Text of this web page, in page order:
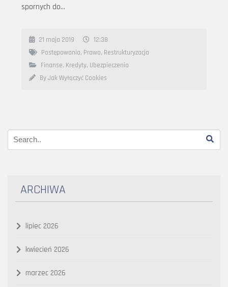
spornych do…
21 maja 2019
12:38
Postępowania, Prawo, Restrukturyzacja
Finanse, Kredyty, Ubezpieczenia
By Jak Wyłączyć Cookies
ARCHIWA
lipiec 2026
kwiecień 2026
marzec 2026